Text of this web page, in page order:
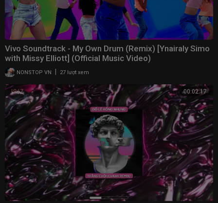
Vivo Soundtrack - My Own Drum (Remix) [Ynairaly Simo
with Missy Elliott] (Official Music Video)
NONSTOP VN 27 lượt xem
00:02:17